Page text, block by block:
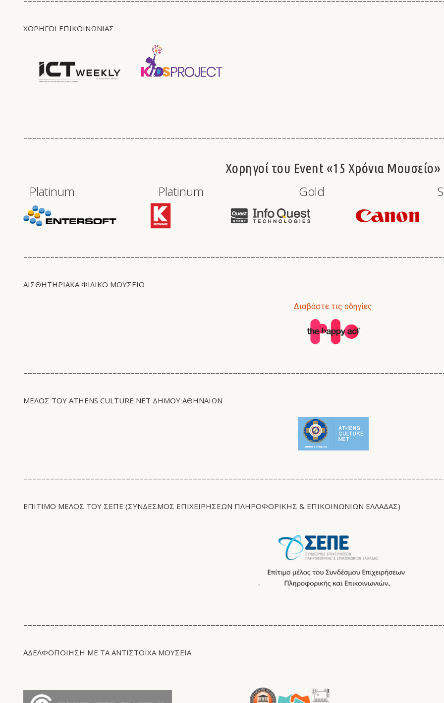
ΧΟΡΗΓΟΙ ΕΠΙΚΟΙΝΩΝΙΑΣ
Χορηγοί του Event «15 Χρόνια Μουσείο»
Platinum Platinum Gold
ΑΙΣΘΗΤΗΡΙΑΚΆ ΦΙΛΙΚΌ ΜΟΥΣΕΊΟ
Διαβάστε τις οδηγίες
ΜΈΛΟΣ ΤΟΥ ATHENS CULTURE NET ΔΉΜΟΥ ΑΘΗΝΑΊΩΝ
ΕΠΙΤΙΜΟ ΜΕΛΟΣ ΤΟΥ ΣΕΠΕ (ΣΎΝΔΕΣΜΟΣ ΕΠΙΧΕΙΡΉΣΕΩΝ ΠΛΗΡΟΦΟΡΙΚΉΣ & ΕΠΙΚΟΙΝΩΝΙΏΝ ΕΛΛΆΔΑΣ)
ΑΔΕΛΦΟΠΟΙΗΣΗ ΜΕ ΤΑ ΑΝΤΊΣΤΟΙΧΑ ΜΟΥΣΕΙΑ